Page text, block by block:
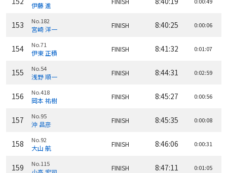
伊藤 進
153 No.182
宮崎 洋一 FINISH 8:40:25 0:00:06
154 No.71
伊東 正積 FINISH 8:41:32 0:01:07
155 No.54
浅野 順一 FINISH 8:44:31 0:02:59
156 No.418
岡本 祐樹 FINISH 8:45:27 0:00:56
157 No.95
沖 昌彦 FINISH 8:45:35 0:00:08
158 No.92
大山 航 FINISH 8:46:06 0:00:31
159 No.115 FINISH 8:47:11 0:01:05